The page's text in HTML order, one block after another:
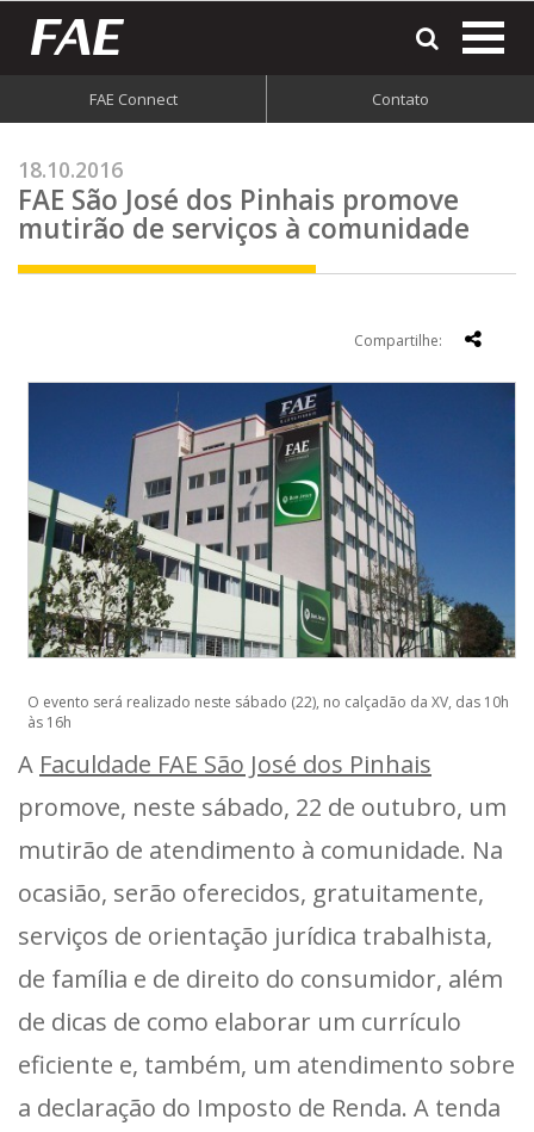
FAE Connect Contato
18.10.2016
FAE São José dos Pinhais promove
mutirão de serviços à comunidade
Compartilhe:
O evento será realizado neste sábado (22), no calçadão da XV, das 10h
às 16h
A Faculdade FAE São José dos Pinhais
promove, neste sábado, 22 de outubro, um
mutirão de atendimento à comunidade. Na
ocasião, serão oferecidos, gratuitamente,
serviços de orientação jurídica trabalhista,
de família e de direito do consumidor, além
de dicas de como elaborar um currículo
eficiente e, também, um atendimento sobre
a declaração do Imposto de Renda. A tenda